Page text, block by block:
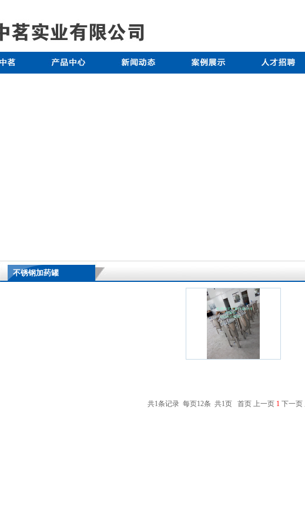
不锈钢加药罐
共1条记录 每页12条 共1页 首页 上一页 1 下一页